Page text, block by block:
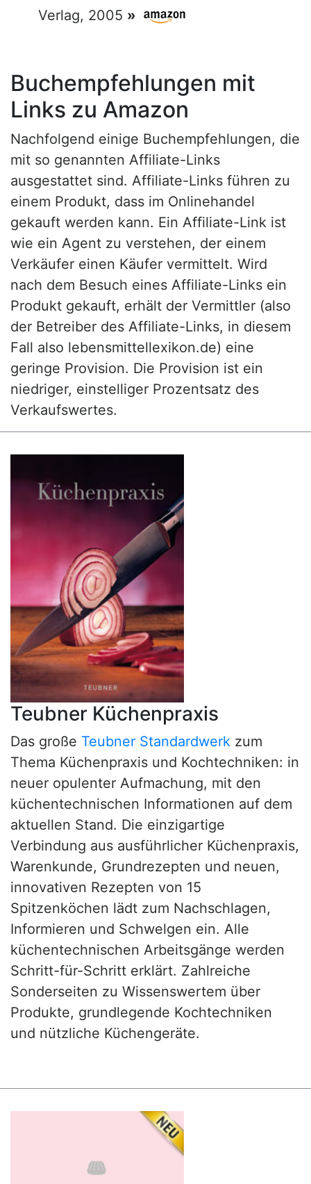
Verlag, 2005 »
Buchempfehlungen mit
Links zu Amazon
Nachfolgend einige Buchempfehlungen, die
mit so genannten Affiliate-Links
ausgestattet sind. Affiliate-Links führen zu
einem Produkt, dass im Onlinehandel
gekauft werden kann. Ein Affiliate-Link ist
wie ein Agent zu verstehen, der einem
Verkäufer einen Käufer vermittelt. Wird
nach dem Besuch eines Affiliate-Links ein
Produkt gekauft, erhält der Vermittler (also
der Betreiber des Affiliate-Links, in diesem
Fall also lebensmittellexikon.de) eine
geringe Provision. Die Provision ist ein
niedriger, einstelliger Prozentsatz des
Verkaufswertes.
Teubner Küchenpraxis
Das große Teubner Standardwerk zum
Thema Küchenpraxis und Kochtechniken: in
neuer opulenter Aufmachung, mit den
küchentechnischen Informationen auf dem
aktuellen Stand. Die einzigartige
Verbindung aus ausführlicher Küchenpraxis,
Warenkunde, Grundrezepten und neuen,
innovativen Rezepten von 15
Spitzenköchen lädt zum Nachschlagen,
Informieren und Schwelgen ein. Alle
küchentechnischen Arbeitsgänge werden
Schritt-für-Schritt erklärt. Zahlreiche
Sonderseiten zu Wissenswertem über
Produkte, grundlegende Kochtechniken
und nützliche Küchengeräte.